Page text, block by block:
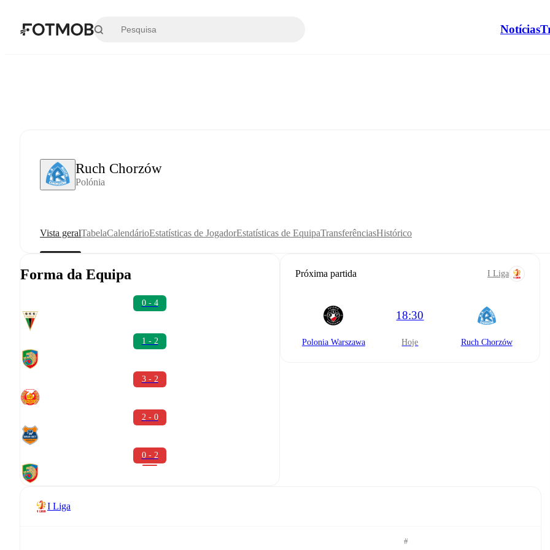
Notícias
Ruch Chorzów
Polónia
Vista geralTabelaCalendárioEstatísticas de JogadorEstatísticas de EquipaTransferênciasHistórico
Forma da Equipa
0 - 4
1 - 2
3 - 2
2 - 0
0 - 2
Próxima partida I Liga
Polonia Warszawa
18:30
hoje Ruch Chorzów
I Liga
#